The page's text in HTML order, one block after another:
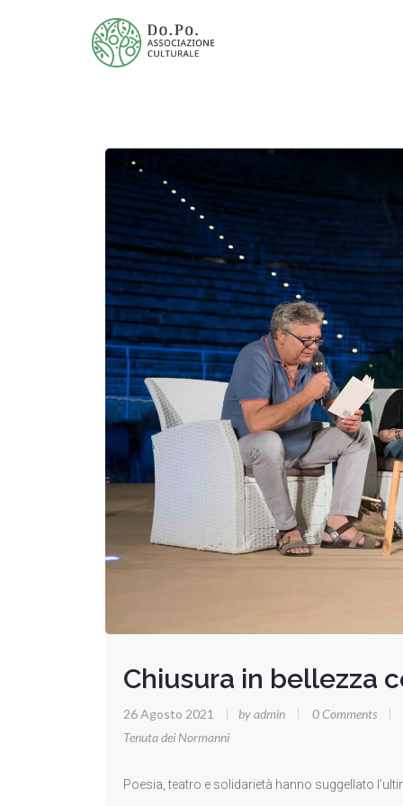
Chiusura in bellezza
26 Agosto 2021 | by admin | 0 Comments |
Tenuta dei Normanni
Poesia, teatro e solidarietà hanno suggellato